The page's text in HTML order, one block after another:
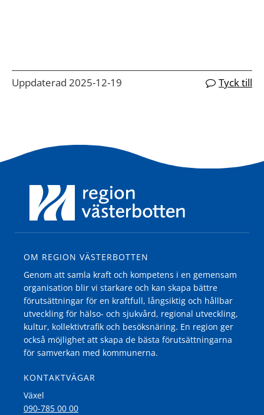
Uppdaterad 2025-12-19 Tyck till
OM REGION VÄSTERBOTTEN
Genom att samla kraft och kompetens i en gemensam
organisation blir vi starkare och kan skapa bättre
förutsättningar för en kraftfull, långsiktig och hållbar
utveckling för hälso- och sjukvård, regional utveckling,
kultur, kollektivtrafik och besöksnäring. En region ger
också möjlighet att skapa de bästa förutsättningarna
för samverkan med kommunerna.
KONTAKTVÄGAR
Växel
090-785 00 00